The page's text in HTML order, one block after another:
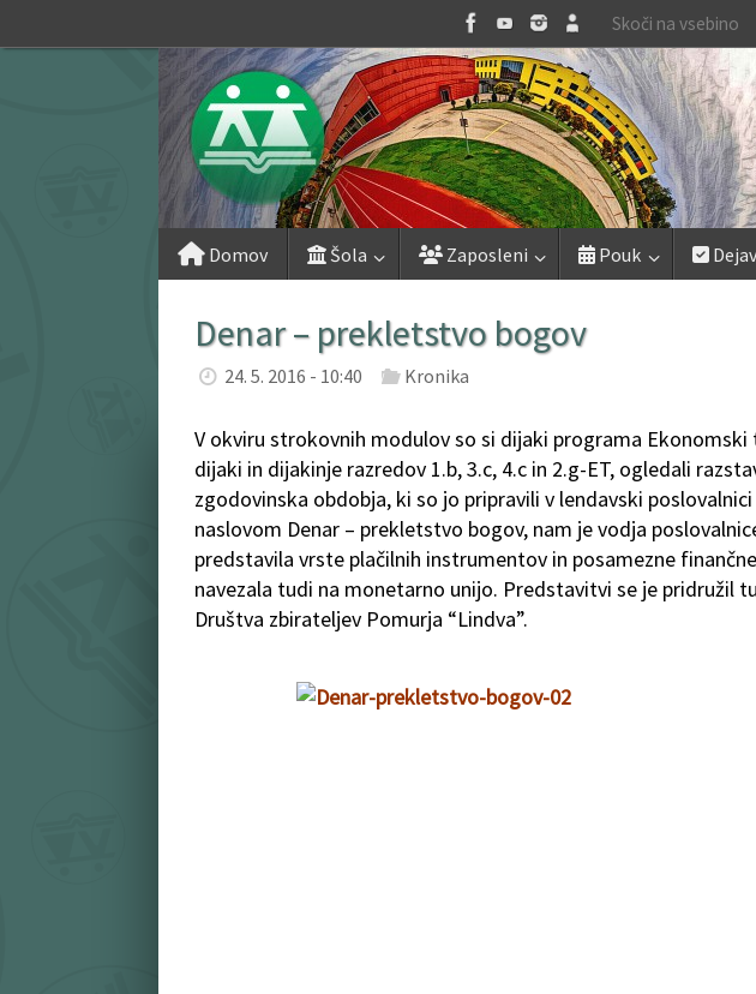
to
Skoči na vsebino
Skip
Domov Šola Zaposleni Pouk
Denar – prekletstvo bogov
24. 5. 2016 - 10:40 Kronika
V okviru strokovnih modulov so si dijaki programa
dijaki in dijakinje razredov 1.b, 3.c, 4.c in 2.g-ET, ogledali
zgodovinska obdobja, ki so jo pripravili v lendavski
naslovom Denar – prekletstvo bogov, nam je vodja
predstavila vrste plačilnih instrumentov in posamezne
navezala tudi na monetarno unijo. Predstavitvi se je pridružil
Društva zbirateljev Pomurja “Lindva”.